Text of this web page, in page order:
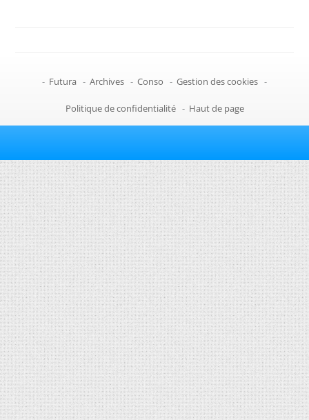
- Futura - Archives - Conso - Gestion des cookies -
Politique de confidentialité - Haut de page